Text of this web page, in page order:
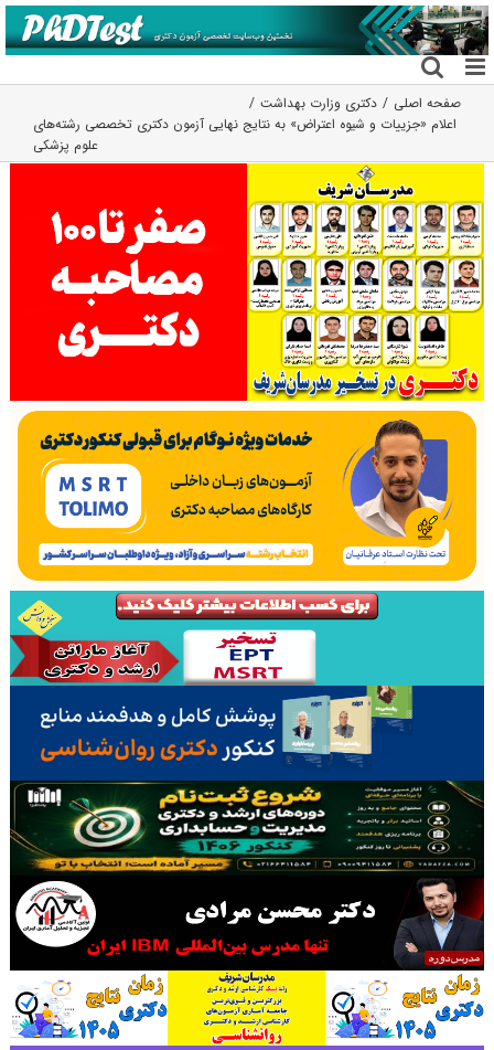
رفتن
به
محتوا
صفحه اصلی
دکتری وزارت بهداشت
اعلام «جزییات و شیوه اعتراض» به نتایج نهایی آزمون دکتری تخصصی رشته‌های
علوم پزشکی